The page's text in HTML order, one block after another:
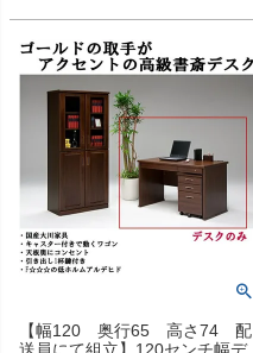
【幅120 奥行65 高さ74 配
送員にて組立】120センチ幅デ